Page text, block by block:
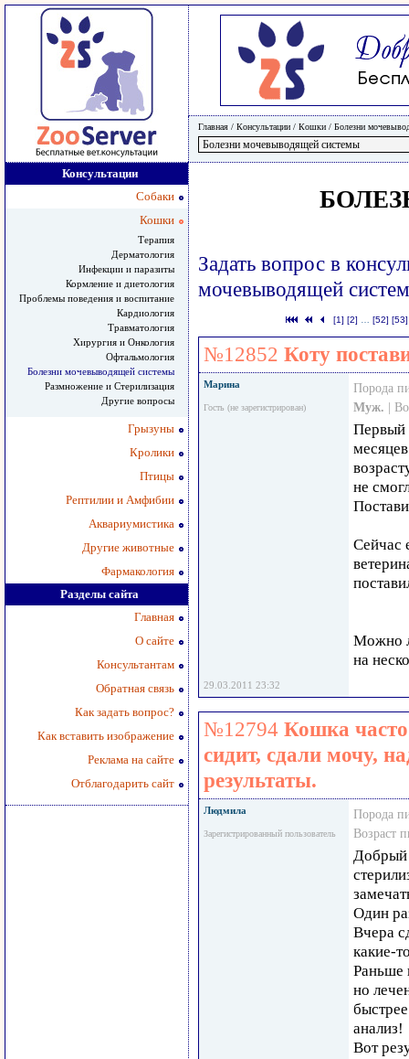
Главная / Консультации / Кошки / Болезни
Консультации
Собаки
Кошки
Терапия
Дерматология
Инфекции и паразиты
Кормление и диетология
Проблемы поведения и воспитание
Кардиология
Травматология
Хирургия и Онкология
Офтальмология
Болезни мочевыводящей системы
Размножение и Стерилизация
Другие вопросы
Грызуны
Кролики
Птицы
Рептилии и Амфибии
Аквариумистика
Другие животные
Фармакология
Разделы сайта
Главная
О сайте
Консультантам
Обратная связь
Как задать вопрос?
Как вставить изображение
Реклама на сайте
Отблагодарить сайт
Задать вопрос в
мочевыводящей
[1] [2] …[52] [53]
№12852 Коту
Марина
Гость (не зарегистрирован)
Порода
Муж. |
Первый
не
Сейчас
Можно
на
29.03.2011 23:32
№12794 Кошка часто
сидит, сдали мочу,
результаты.
Людмила
Зарегистрированный пользователь
Порода
Возраст
Добрый
Один
Вчера
какие-
Раньше
но
анализ!
Вот